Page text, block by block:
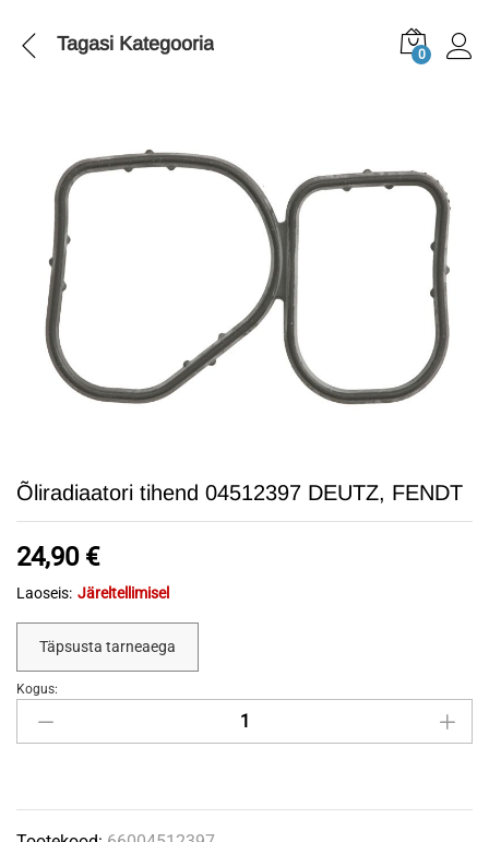
Tagasi Kategooria 0
Õliradiaatori tihend 04512397 DEUTZ, FENDT
24,90 €
Laoseis: Järeltellimisel
Täpsusta tarneaega
Õliradiaatori
tihend
FENDT
Kogus: